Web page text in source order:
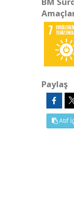
Paylaş
Atıf